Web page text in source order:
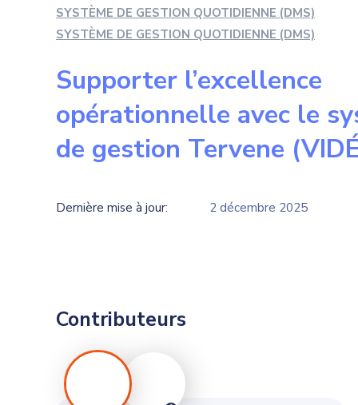
SYSTÈME DE GESTION QUOTIDIENNE (DMS)
SYSTÈME DE GESTION QUOTIDIENNE (DMS)
Supporter l’excellence
opérationnelle avec le
de gestion Tervene
Dernière mise à jour: 2 décembre 2025
Contributeurs